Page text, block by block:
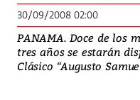
30/09/2008 02:00
PANAMA. Doce de los
tres años se estarán
Clásico “Augusto